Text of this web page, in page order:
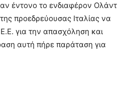
έντονο το ενδιαφέρον Ολάντ
προεδρεύουσας Ιταλίας να
για την απασχόληση και
αυτή πήρε παράταση για